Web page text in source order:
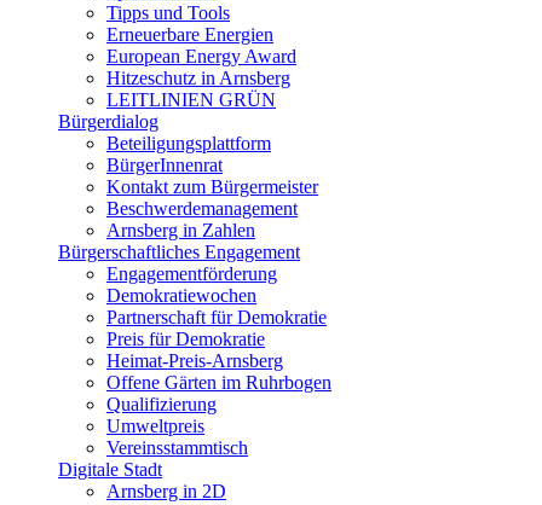
Tipps und Tools
Erneuerbare Energien
European Energy Award
Hitzeschutz in Arnsberg
LEITLINIEN GRÜN
Bürgerdialog
Beteiligungsplattform
BürgerInnenrat
Kontakt zum Bürgermeister
Beschwerdemanagement
Arnsberg in Zahlen
Bürgerschaftliches Engagement
Engagementförderung
Demokratiewochen
Partnerschaft für Demokratie
Preis für Demokratie
Heimat-Preis-Arnsberg
Offene Gärten im Ruhrbogen
Qualifizierung
Umweltpreis
Vereinsstammtisch
Digitale Stadt
Arnsberg in 2D